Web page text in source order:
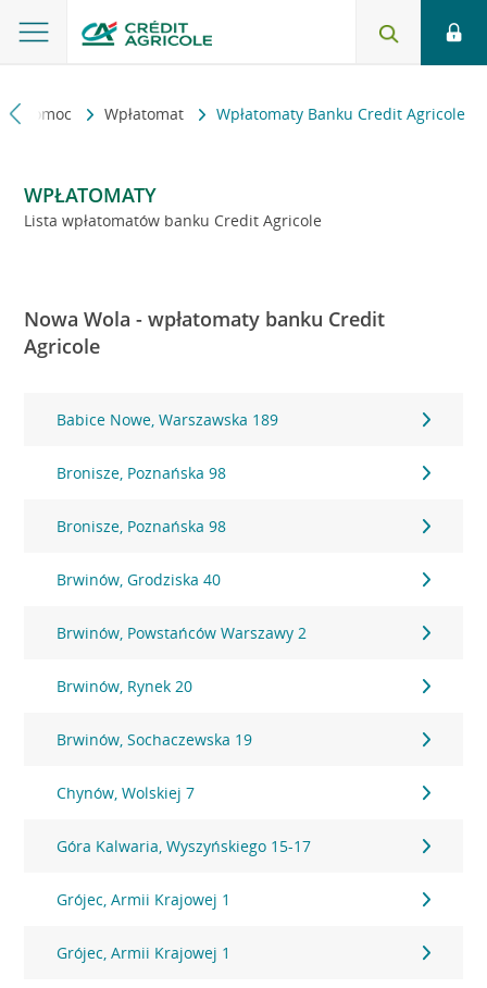
i pomoc Wpłatomat Wpłatomaty Banku Credit Agricole
WPŁATOMATY
Lista wpłatomatów banku Credit Agricole
Nowa Wola - wpłatomaty banku Credit
Agricole
Babice Nowe, Warszawska 189
Bronisze, Poznańska 98
Bronisze, Poznańska 98
Brwinów, Grodziska 40
Brwinów, Powstańców Warszawy 2
Brwinów, Rynek 20
Brwinów, Sochaczewska 19
Chynów, Wolskiej 7
Góra Kalwaria, Wyszyńskiego 15-17
Grójec, Armii Krajowej 1
Grójec, Armii Krajowej 1